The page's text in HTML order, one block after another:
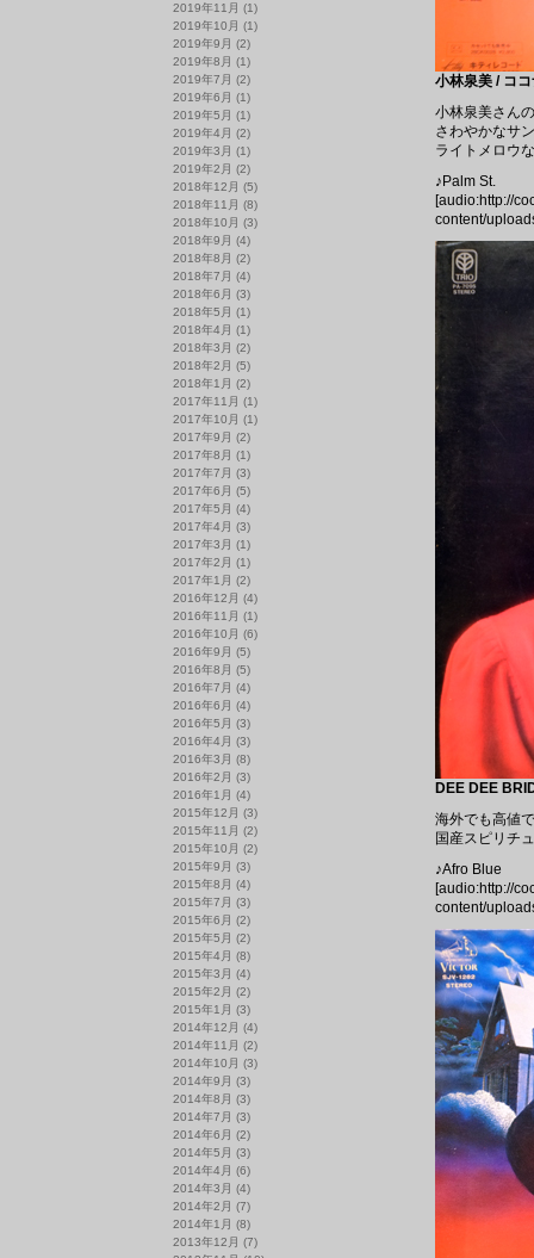
小林泉美 / コ
小林泉美さん
さわやかなサ
ライトメロウ
♪Palm St.
[audio:http://
content/
DEE DEE
海外でも高値
国産スピリチ
♪Afro Blue
[audio:http://
content/
2019年11月 (1)
2019年10月 (1)
2019年9月 (2)
2019年8月 (1)
2019年7月 (2)
2019年6月 (1)
2019年5月 (1)
2019年4月 (2)
2019年3月 (1)
2019年2月 (2)
2018年12月 (5)
2018年11月 (8)
2018年10月 (3)
2018年9月 (4)
2018年8月 (2)
2018年7月 (4)
2018年6月 (3)
2018年5月 (1)
2018年4月 (1)
2018年3月 (2)
2018年2月 (5)
2018年1月 (2)
2017年11月 (1)
2017年10月 (1)
2017年9月 (2)
2017年8月 (1)
2017年7月 (3)
2017年6月 (5)
2017年5月 (4)
2017年4月 (3)
2017年3月 (1)
2017年2月 (1)
2017年1月 (2)
2016年12月 (4)
2016年11月 (1)
2016年10月 (6)
2016年9月 (5)
2016年8月 (5)
2016年7月 (4)
2016年6月 (4)
2016年5月 (3)
2016年4月 (3)
2016年3月 (8)
2016年2月 (3)
2016年1月 (4)
2015年12月 (3)
2015年11月 (2)
2015年10月 (2)
2015年9月 (3)
2015年8月 (4)
2015年7月 (3)
2015年6月 (2)
2015年5月 (2)
2015年4月 (8)
2015年3月 (4)
2015年2月 (2)
2015年1月 (3)
2014年12月 (4)
2014年11月 (2)
2014年10月 (3)
2014年9月 (3)
2014年8月 (3)
2014年7月 (3)
2014年6月 (2)
2014年5月 (3)
2014年4月 (6)
2014年3月 (4)
2014年2月 (7)
2014年1月 (8)
2013年12月 (7)